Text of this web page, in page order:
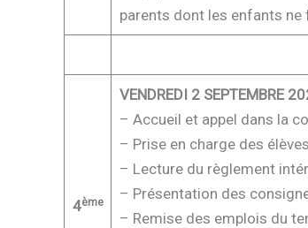
parents dont les enfants ne
4ème
VENDREDI 2 SEPTEMBRE
– Accueil et appel dans la
– Prise en charge des
– Lecture du règlement
– Présentation des
– Remise des emplois du